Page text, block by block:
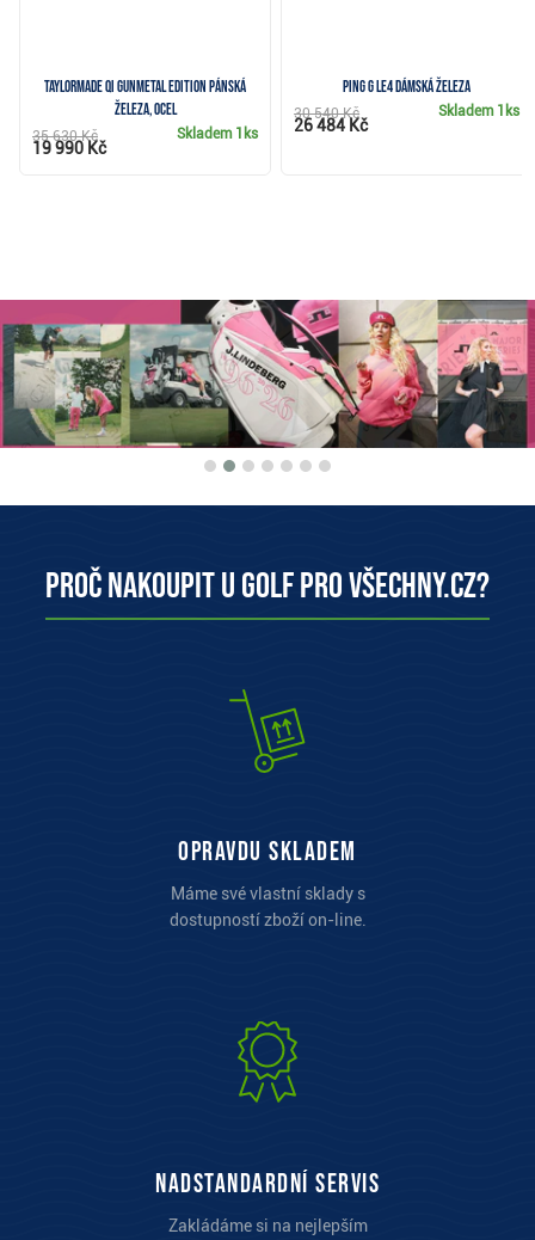
TaylorMade Qi Gunmetal Edition pánská
železa, ocel
Skladem 1ks
35 630 Kč
19 990 Kč
PING G Le4 dámská železa
Skladem 1ks
30 540 Kč
26 484 Kč
Proč nakoupit u Golf pro všechny.cz?
opravdu skladem
Máme své vlastní sklady s
dostupností zboží on-line.
Nadstandardní servis
Zakládáme si na nejlepším